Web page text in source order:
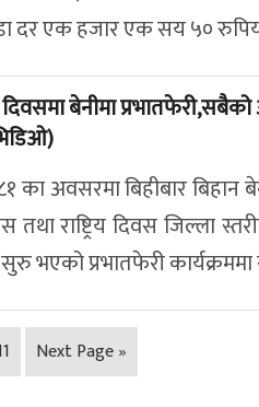
दर एक हजार एक सय ५०
बेनीमा
का अवसरमा बिहीबार
राष्ट्रिय दिवस जिल्ला
सुरु भएको प्रभातफेरी
Next Page »